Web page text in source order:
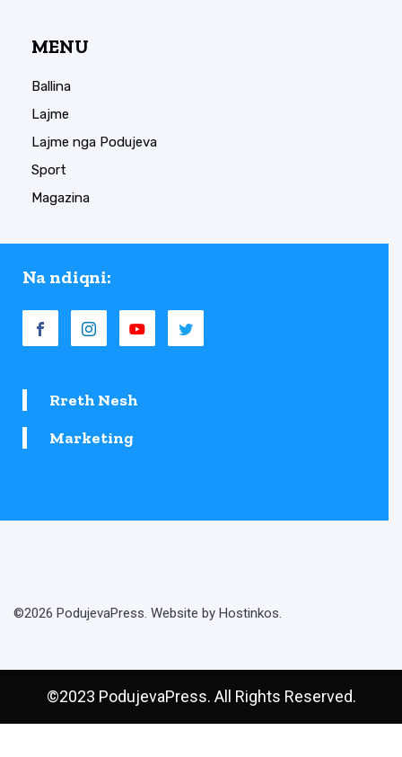
MENU
Ballina
Lajme
Lajme nga Podujeva
Sport
Magazina
Na ndiqni:
Rreth Nesh
Marketing
©2026 PodujevaPress. Website by Hostinkos.
©2023 PodujevaPress. All Rights Reserved.